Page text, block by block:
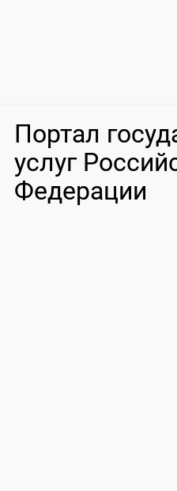
Портал
услуг
Федерации